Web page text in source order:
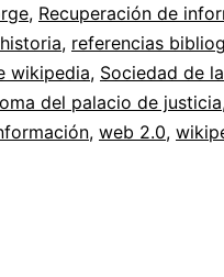
y
el
por
qué
, Recuperación de
, referencias
wikipedia, Sociedad de
del palacio de justicia
, web 2.0,